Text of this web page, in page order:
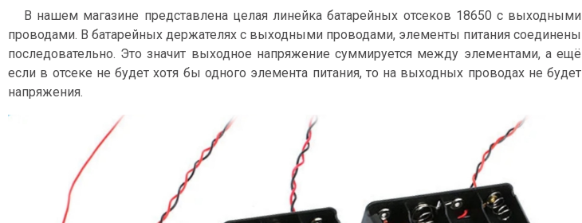
В нашем магазине представлена целая линейка батарейных отсеков 18650 с выходными
проводами. В батарейных держателях с выходными проводами, элементы питания соединены
последовательно. Это значит выходное напряжение суммируется между элементами, а ещё
если в отсеке не будет хотя бы одного элемента питания, то на выходных проводах не будет
напряжения.